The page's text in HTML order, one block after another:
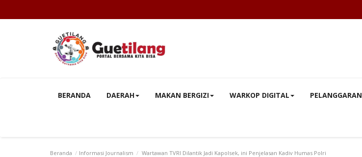
BERANDA DAERAH MAKAN BERGIZI WARKOP DIGITAL PELANGGARAN
Beranda Informasi Journalism Wartawan TVRI Dilantik Jadi Kapolsek, ini Penjelasan Kadiv Humas Polri